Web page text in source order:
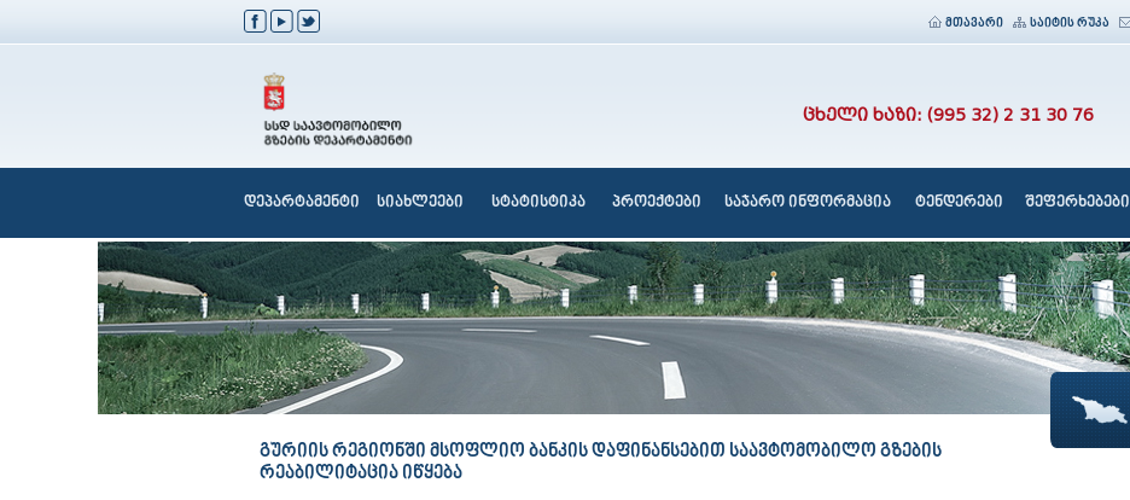
მთავარი საიტის რუკა
ცხელი ხაზი: (995 32) 2 31 30 76
დეპარტამენტი სიახლეები სტატისტიკა პროექტები საჯარო ინფორმაცია ტენდერები შეფერხებები
გურიის რეგიონში მსოფლიო ბანკის დაფინანსებით საავტომობილო გზების
რეაბილიტაცია იწყება